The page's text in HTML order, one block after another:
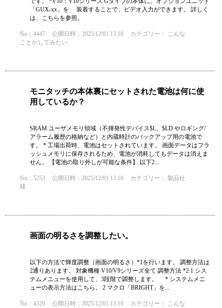
「GUX-xx」を 装着することで、ビデオ入力ができます。 詳しく
は、こちらを参照。
No：4447 公開日時：2025/12/01 13:10 カテゴリー： こんな
ことがしてみたい
モニタッチの本体裏にセットされた電池は何に使
用しているか？
SRAM ユーザメモリ領域（不揮発性デバイス$L、$LD やロギング/
アラーム履歴の格納など）と内蔵時計のバックアップ用の電池で
す。 * 工場出荷時、電池はセットされています。 画面データはフラ
ッシュメモリに保存されるため、電池が消耗してもデータは消えま
せん。 【電池の取り外しが可能な条件】 以下2...
No：5253 公開日時：2025/12/01 13:10 カテゴリー： 製品仕
様
画面の明るさを調整したい。
以下の方法で輝度調整（画面の明るさ）*1を行います。 調整方法は
2通りあります。 対象機種 V10/V9シリーズ全て 調整方法 *2 1 シス
テムメニューを使用して、3段階で調整します。 * システムメニ
ューの表示方法はこちら。 2 マクロ「BRIGHT」を...
No：4329 公開日時：2025/12/01 13:10 カテゴリー： こんな